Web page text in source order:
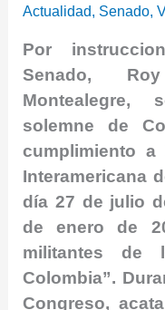
Actualidad, Senado,
Por
Senado,
solemne de
cumplimiento
Interamericana
día 27 de julio
de enero de
militantes de
Colombia”.
Congreso,